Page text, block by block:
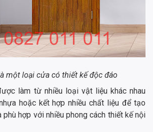
một loại cửa có thiết kế độc đáo
làm từ nhiều loại vật liệu khác nhau
hoặc kết hợp nhiều chất liệu để tạo
hợp với nhiều phong cách thiết kế nội